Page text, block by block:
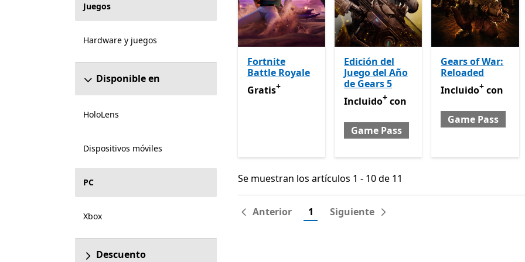
Juegos
Hardware y juegos
Disponible en
HoloLens
Dispositivos móviles
PC
Xbox
Descuento
Fortnite
Battle Royale
GratisOfrece compras dentro de la aplicación
Gratis+
Edición del
Juego del Año
de Gears 5
Incluido con Game Pass
Ofrece
Incluido+ con
Game Pass
Gears of War:
Reloaded
Incluido con Game
Incluido+ con
Game Pass
Se muestran los artículos 1 - 10 de 11
Se muestran los artículos 1 - 10 de 11
Anterior 1 Siguiente